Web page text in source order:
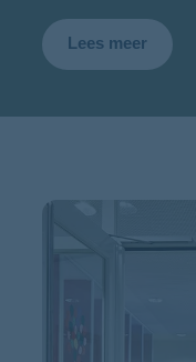
Lees meer